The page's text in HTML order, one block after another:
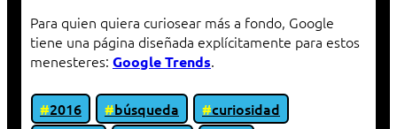
Para quien quiera curiosear más a fondo, Google
tiene una página diseñada explícitamente para estos
menesteres: Google Trends.
2016 búsqueda
curiosidad